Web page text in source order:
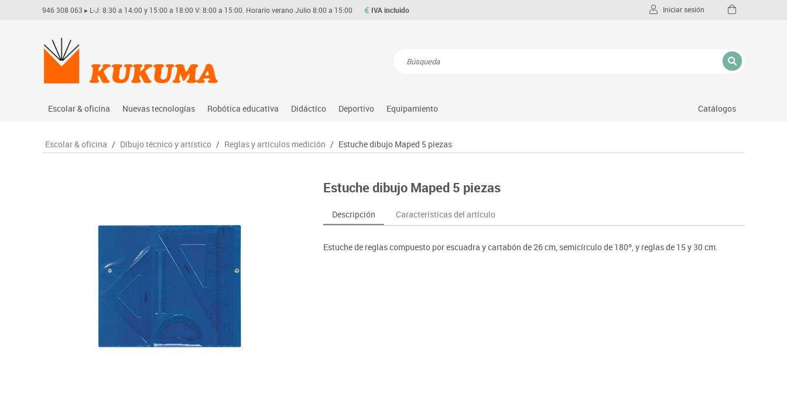
946 308 063 ▸ L-J: 8:30 a 14:00 y 15:00 a 18:00 V: 8:00 a 15:00. Horario verano Julio 8:00 a 15:00 IVA incluido Iniciar sesión
Escolar & oficina
Archivo
Material escolar
Plastifica, encuaderna, destruye
Papel y manipulados
Nuevas tecnologías
Audio
Videoconferencia
Videoproyección
Robótica educativa
Arduino
Otros
Didáctico
Asociación y atención
Espacios exteriores
Juegos heurísticos
Matemáticas
Música
Primeras edades
Psicomotricidad
Stem
Deportivo
Atletismo
Comp. deportivos
Deportes raqueta
Equipamiento
Hockey
Protección deportiva
Equipamiento
Aulas entornos naturales
Mesas educación
Percheros, baldas y taquillas
Catálogos
Escolar & oficina / Dibujo técnico y artístico / Reglas y artículos medición / Estuche dibujo Maped 5 piezas
Estuche dibujo Maped 5 piezas
Descripción Características del artículo
Estuche de reglas compuesto por escuadra y cartabón de 26 cm, semicírculo de 180º, y reglas de 15 y 30 cm.